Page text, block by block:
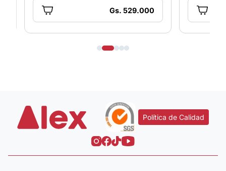
Gs. 529.000
Política de Calidad